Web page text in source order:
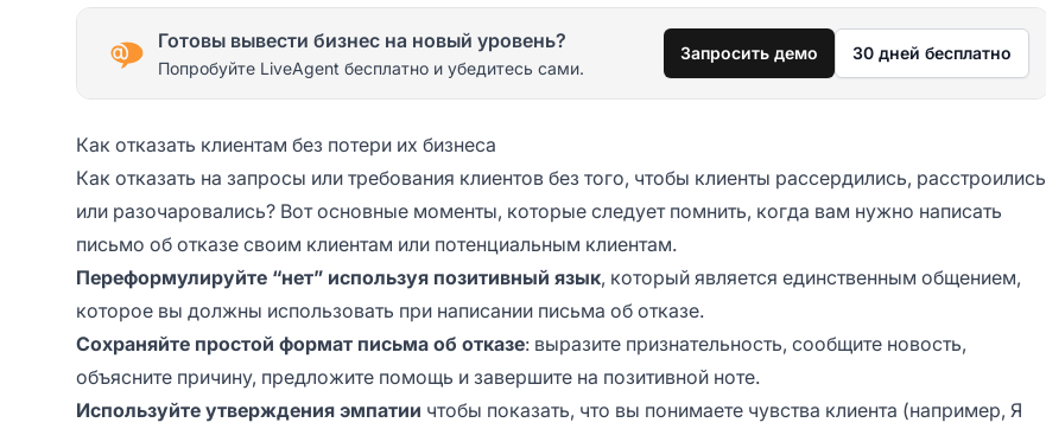
Готовы вывести бизнес на новый уровень?
Попробуйте LiveAgent бесплатно и убедитесь сами.
Запросить демо 30 дней бесплатно
Как отказать клиентам без потери их бизнеса
Как отказать на запросы или требования клиентов без того, чтобы клиенты рассердились, расстроились
или разочаровались? Вот основные моменты, которые следует помнить, когда вам нужно написать
письмо об отказе своим клиентам или потенциальным клиентам.
Переформулируйте “нет” используя позитивный язык, который является единственным общением,
которое вы должны использовать при написании письма об отказе.
Сохраняйте простой формат письма об отказе: выразите признательность, сообщите новость,
объясните причину, предложите помощь и завершите на позитивной ноте.
Используйте утверждения эмпатии чтобы показать, что вы понимаете чувства клиента (например, Я